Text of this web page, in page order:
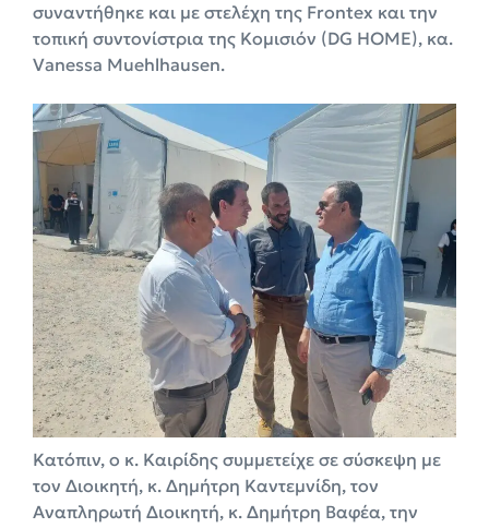
συναντήθηκε και με στελέχη της Frontex και την
τοπική συντονίστρια της Κομισιόν (DG HOME), κα.
Vanessa Muehlhausen.
Κατόπιν, ο κ. Καιρίδης συμμετείχε σε σύσκεψη με
τον Διοικητή, κ. Δημήτρη Καντεμνίδη, τον
Αναπληρωτή Διοικητή, κ. Δημήτρη Βαφέα, την